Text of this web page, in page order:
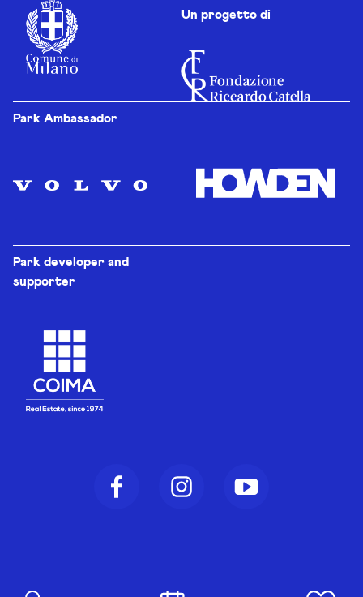
Un progetto di
Park Ambassador
Park developer and
supporter